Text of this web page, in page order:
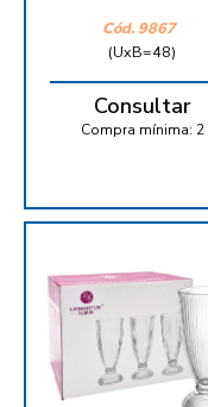
Cód. 9867
(UxB=48)
Consultar
Compra mínima: 2